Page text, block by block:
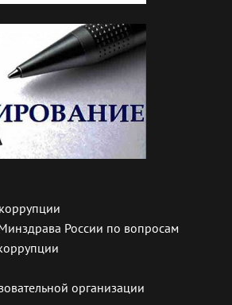
России по вопросам
организации